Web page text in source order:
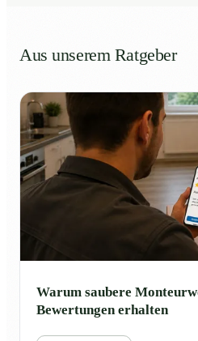
Aus unserem Ratgeber
Warum saubere
Bewertungen erhalten